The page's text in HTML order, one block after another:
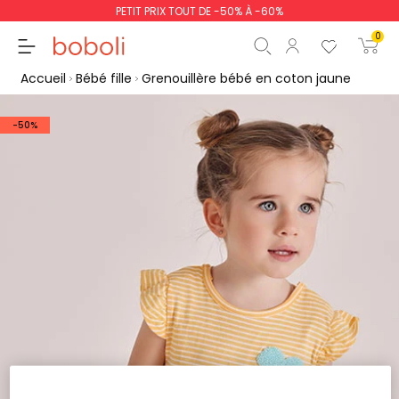
PETIT PRIX TOUT DE -50% À -60%
0
Commencer la
Accueil Bébé fille Grenouillère bébé en coton jaune
-50%